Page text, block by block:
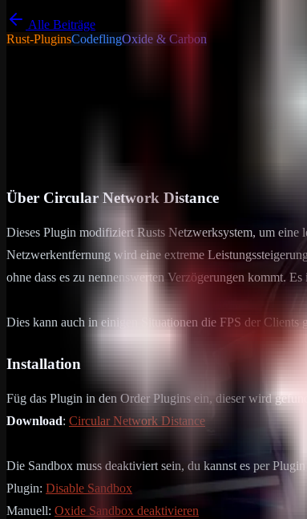
Alle Beiträge
Rust-PluginsCodeflingOxide & Carbon
Über Circular Network Distance Dieses Plugin
Über Circular Network Distance
Dieses Plugin modifiziert Rusts Netzwerksystem, um
Netzwerkentfernung wird eine extreme
ohne dass es zu nennenswerten Verzögerungen kommt.
Dies kann auch in einigen Situationen die FPS der Clients
Installation
Füg das Plugin in den Order Plugins ein, dieser wird
Download: Circular Network Distance
Die Sandbox muss deaktiviert sein, du kannst es per
Plugin: Disable Sandbox
Manuell: Oxide Sandbox deaktivieren